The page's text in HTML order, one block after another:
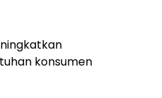
konsumen